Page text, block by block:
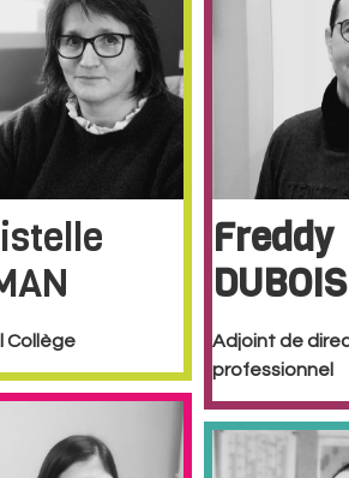
Collège
Freddy
DUBOIS
Adjoint de
professionnel